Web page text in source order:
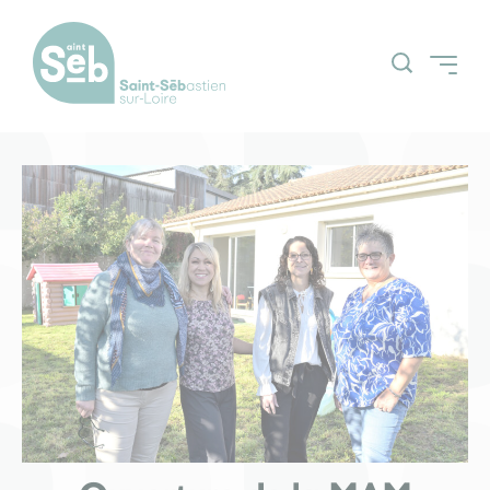
Accueil
Actualités
Agenda
Découvrir la ville Grands projets
Nos grands
évènements
Espace Citoyens
(Guichetnumerik)